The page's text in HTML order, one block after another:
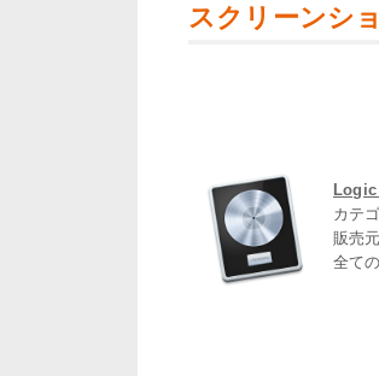
スクリーンシ
Logic
カテ
販売
全て